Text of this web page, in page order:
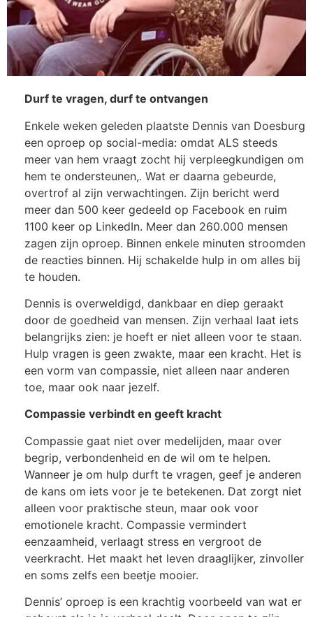
Durf te vragen, durf te ontvangen
Enkele weken geleden plaatste Dennis van Doesburg
een oproep op social-media: omdat ALS steeds
meer van hem vraagt zocht hij verpleegkundigen om
hem te ondersteunen,. Wat er daarna gebeurde,
overtrof al zijn verwachtingen. Zijn bericht werd
meer dan 500 keer gedeeld op Facebook en ruim
1100 keer op LinkedIn. Meer dan 260.000 mensen
zagen zijn oproep. Binnen enkele minuten stroomden
de reacties binnen. Hij schakelde hulp in om alles bij
te houden.
Dennis is overweldigd, dankbaar en diep geraakt
door de goedheid van mensen. Zijn verhaal laat iets
belangrijks zien: je hoeft er niet alleen voor te staan.
Hulp vragen is geen zwakte, maar een kracht. Het is
een vorm van compassie, niet alleen naar anderen
toe, maar ook naar jezelf.
Compassie verbindt en geeft kracht
Compassie gaat niet over medelijden, maar over
begrip, verbondenheid en de wil om te helpen.
Wanneer je om hulp durft te vragen, geef je anderen
de kans om iets voor je te betekenen. Dat zorgt niet
alleen voor praktische steun, maar ook voor
emotionele kracht. Compassie vermindert
eenzaamheid, verlaagt stress en vergroot de
veerkracht. Het maakt het leven draaglijker, zinvoller
en soms zelfs een beetje mooier.
Dennis’ oproep is een krachtig voorbeeld van wat er